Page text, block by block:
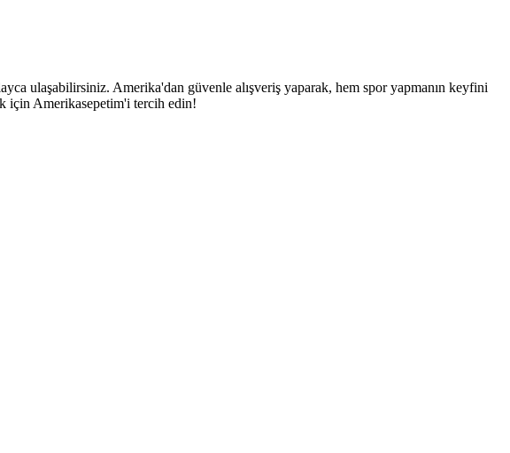
ulaşabilirsiniz. Amerika'dan güvenle alışveriş yaparak, hem spor yapmanın keyfini
için Amerikasepetim'i tercih edin!